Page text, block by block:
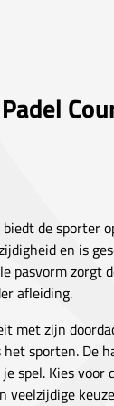
biedt de sporter
en is
pasvorm zorgt
afleiding.
met zijn
sporten. De
spel. Kies voor
veelzijdige